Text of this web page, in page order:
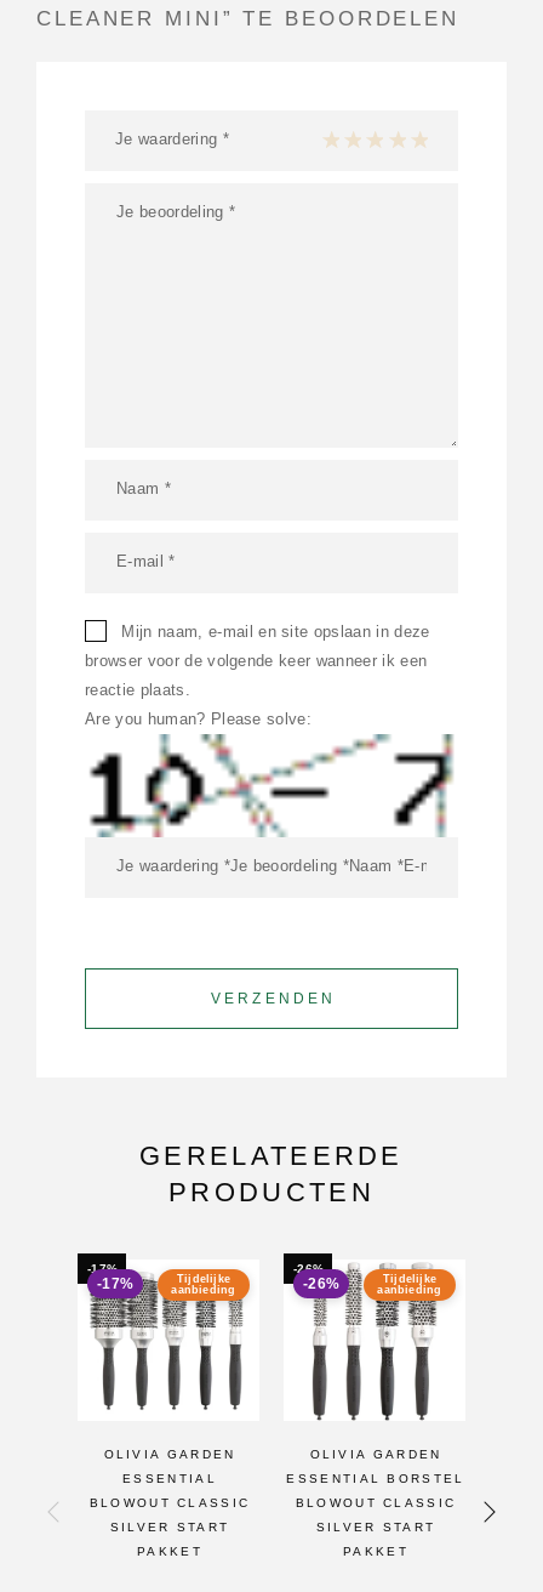
CLEANER MINI” TE BEOORDELEN
Je waardering * 1 van de 5 sterren
2 van de 5 sterren
3 van de 5 sterren
4 van de 5 sterren
Mijn naam, e-mail en site opslaan in deze
browser voor de volgende keer wanneer ik een
reactie plaats.
Are you human? Please solve:
GERELATEERDE
PRODUCTEN
-17%
Tijdelijke
aanbieding
-17%
OLIVIA GARDEN
ESSENTIAL
BLOWOUT CLASSIC
SILVER START
PAKKET
-26%
Tijdelijke
aanbieding
-26%
OLIVIA GARDEN
ESSENTIAL BORSTEL
BLOWOUT CLASSIC
SILVER START
PAKKET